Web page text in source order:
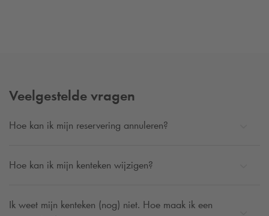
Veelgestelde vragen
Hoe kan ik mijn reservering annuleren?
Hoe kan ik mijn kenteken wijzigen?
Ik weet mijn kenteken (nog) niet. Hoe maak ik een